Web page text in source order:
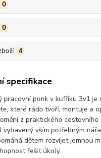
0
0
4
specifikace
pracovní ponk v kufříku 3v1 je
které rádo tvoří, montuje a
z praktického cestovního
vybavený vším potřebným
dětem rozvíjet jemnou
řešit úkoly.